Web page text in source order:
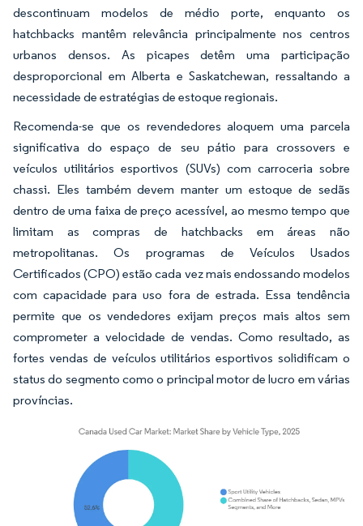
descontinuam modelos de médio porte, enquanto os
hatchbacks mantêm relevância principalmente nos centros
urbanos densos. As picapes detêm uma participação
desproporcional em Alberta e Saskatchewan, ressaltando a
necessidade de estratégias de estoque regionais.
Recomenda-se que os revendedores aloquem uma parcela
significativa do espaço de seu pátio para crossovers e
veículos utilitários esportivos (SUVs) com carroceria sobre
chassi. Eles também devem manter um estoque de sedãs
dentro de uma faixa de preço acessível, ao mesmo tempo que
limitam as compras de hatchbacks em áreas não
metropolitanas. Os programas de Veículos Usados
Certificados (CPO) estão cada vez mais endossando modelos
com capacidade para uso fora de estrada. Essa tendência
permite que os vendedores exijam preços mais altos sem
comprometer a velocidade de vendas. Como resultado, as
fortes vendas de veículos utilitários esportivos solidificam o
status do segmento como o principal motor de lucro em várias
províncias.